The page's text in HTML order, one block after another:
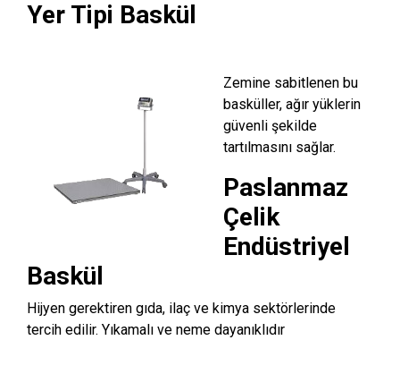
Yer Tipi Baskül
Zemine sabitlenen bu
basküller, ağır yüklerin
güvenli şekilde
tartılmasını sağlar.
Paslanmaz
Çelik
Endüstriyel
Baskül
Hijyen gerektiren gıda, ilaç ve kimya sektörlerinde
tercih edilir. Yıkamalı ve neme dayanıklıdır